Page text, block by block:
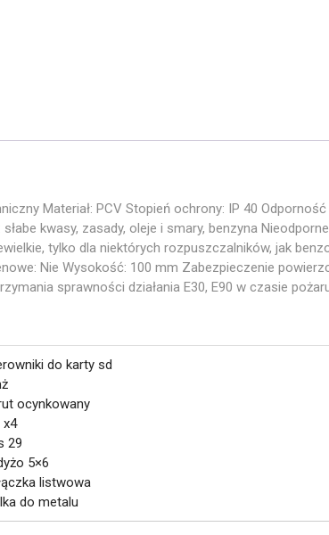
Materiał: PCV Stopień ochrony: IP 40
kwasy, zasady, oleje i smary, benzyna
tylko dla niektórych rozpuszczalników, jak
Nie Wysokość: 100 mm Zabezpieczenie
sprawności działania E30, E90 w czasie
do karty sd
ocynkowany
x4
29
5×6
listwowa
do metalu